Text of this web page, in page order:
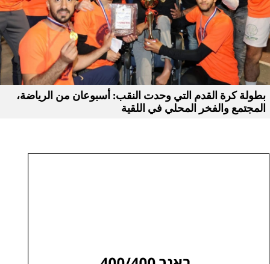
بطولة كرة القدم التي وحدت النقب: أسبوعان من الرياضة،
المجتمع والفخر المحلي في اللقية